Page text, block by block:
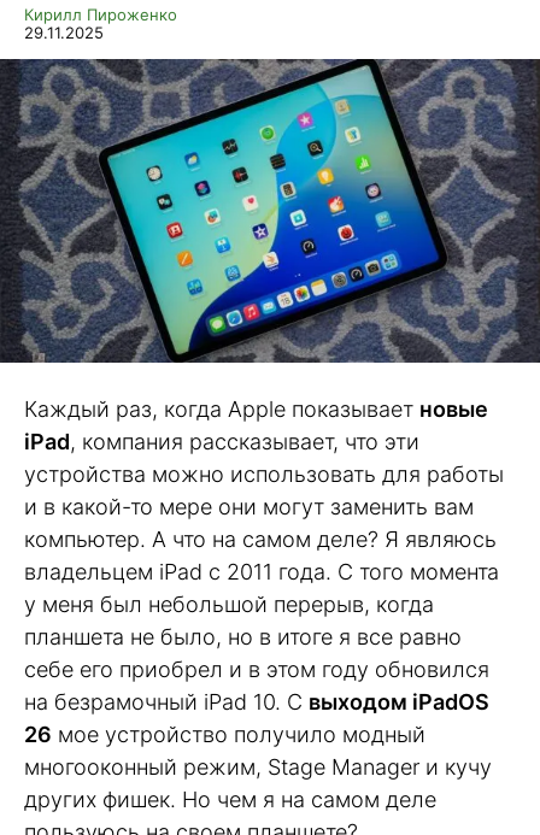
Кирилл Пироженко
29.11.2025
Каждый раз, когда Apple показывает новые
iPad, компания рассказывает, что эти
устройства можно использовать для работы
и в какой-то мере они могут заменить вам
компьютер. А что на самом деле? Я являюсь
владельцем iPad с 2011 года. С того момента
у меня был небольшой перерыв, когда
планшета не было, но в итоге я все равно
себе его приобрел и в этом году обновился
на безрамочный iPad 10. С выходом iPadOS
26 мое устройство получило модный
многооконный режим, Stage Manager и кучу
других фишек. Но чем я на самом деле